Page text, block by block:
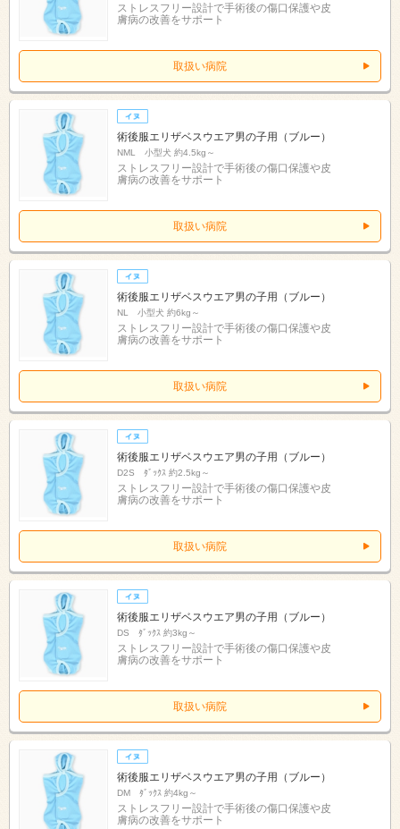
ストレスフリー設計で手術後の傷口保護や皮
膚病の改善をサポート
取扱い病院
術後服エリザベスウエア男の子用（ブルー）
NML 小型犬 約4.5kg～
ストレスフリー設計で手術後の傷口保護や皮
膚病の改善をサポート
取扱い病院
術後服エリザベスウエア男の子用（ブルー）
NL 小型犬 約6kg～
ストレスフリー設計で手術後の傷口保護や皮
膚病の改善をサポート
取扱い病院
術後服エリザベスウエア男の子用（ブルー）
D2S ﾀﾞｯｸｽ 約2.5kg～
ストレスフリー設計で手術後の傷口保護や皮
膚病の改善をサポート
取扱い病院
術後服エリザベスウエア男の子用（ブルー）
DS ﾀﾞｯｸｽ 約3kg～
ストレスフリー設計で手術後の傷口保護や皮
膚病の改善をサポート
取扱い病院
術後服エリザベスウエア男の子用（ブルー）
DM ﾀﾞｯｸｽ 約4kg～
ストレスフリー設計で手術後の傷口保護や皮
膚病の改善をサポート